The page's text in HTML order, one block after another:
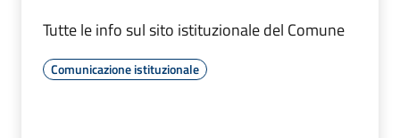
Tutte le info sul sito istituzionale del Comune
Comunicazione istituzionale